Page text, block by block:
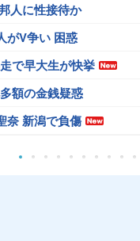
人に性接待か
がV争い 困惑
で早大生が快挙
額の金銭疑惑
奈 新潟で負傷